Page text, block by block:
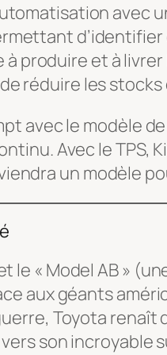
à produire et à
réduire les stocks
avec le modèle
Avec le TPS,
un modèle
le « Model AB »
aux géants
Toyota renaît
son incroyable